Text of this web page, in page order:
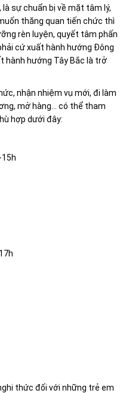
sự chuẩn bị về mặt tâm lý,
thăng quan tiến chức thì
rèn luyện, quyết tâm phấn
cứ xuất hành hướng Đông
hành hướng Tây Bắc là trở
nhận nhiệm vụ mới, đi làm
mở hàng... có thể tham
hợp dưới đây:
15h
thức đối với những trẻ em